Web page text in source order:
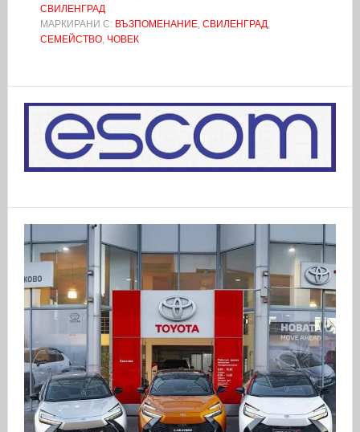
СВИЛЕНГРАД
МАРКИРАНИ С: ВЪЗПОМЕНАНИЕ, СВИЛЕНГРАД,
СЕМЕЙСТВО, ЧОВЕК